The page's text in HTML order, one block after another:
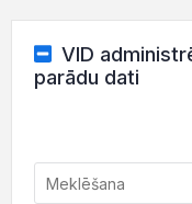
VID
parādu dati